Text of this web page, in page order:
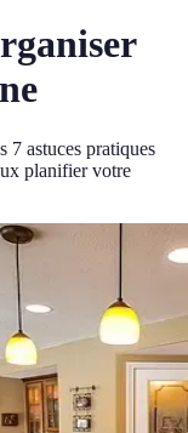
7 astuces pratiques
planifier votre